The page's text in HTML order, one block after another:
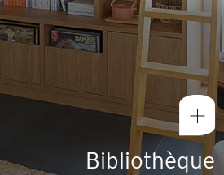
Bibliothèque